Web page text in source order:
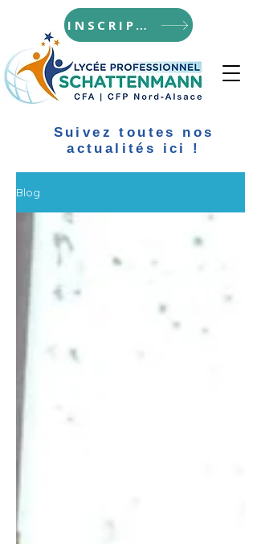
INSCRIPTIONS
Suivez toutes nos
actualités ici !
Blog